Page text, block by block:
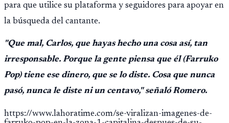
para que utilice su plataforma y seguidores para apoyar en
la búsqueda del cantante.
"Que mal, Carlos, que hayas hecho una cosa así, tan
irresponsable. Porque la gente piensa que él (Farruko
Pop) tiene ese dinero, que se lo diste. Cosa que nunca
pasó, nunca le diste ni un centavo," señaló Romero.
https://www.lahoratime.com/se-viralizan-imagenes-de-